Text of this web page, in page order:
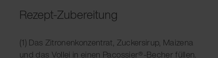
Rezept-Zubereitung
(1) Das Zitronenkonzentrat, Zuckersirup, Maizena
und das Vollei in einen Pacossier®-Becher füllen.